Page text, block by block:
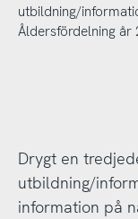
utbildning/
Åldersfördelning år
Drygt en
utbildning/
information på